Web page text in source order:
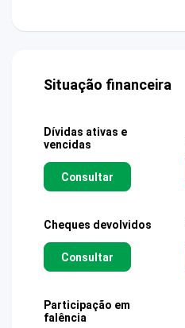
Situação financeira
Dívidas ativas e
vencidas
Consultar
Cheques devolvidos
Consultar
Participação em
falência